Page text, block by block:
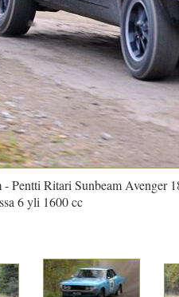
Pentti Ritari Sunbeam Avenger
6 yli 1600 cc